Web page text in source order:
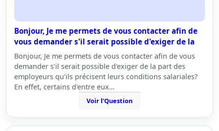
Bonjour, Je me permets de vous contacter afin de
vous demander s'il serait possible d'exiger de la
Bonjour, Je me permets de vous contacter afin de vous
demander s'il serait possible d'exiger de la part des
employeurs qu'ils précisent leurs conditions salariales?
En effet, certains d'entre eux…
Voir l'Question